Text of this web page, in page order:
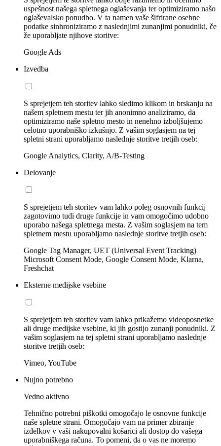
uspešnost našega spletnega oglaševanja ter optimiziramo našo
oglaševalsko ponudbo. V ta namen vaše šifrirane osebne
podatke sinhroniziramo z naslednjimi zunanjimi ponudniki, če
že uporabljate njihove storitve:
Google Ads
Izvedba
S sprejetjem teh storitev lahko sledimo klikom in brskanju na
našem spletnem mestu ter jih anonimno analiziramo, da
optimiziramo naše spletno mesto in nenehno izboljšujemo
celotno uporabniško izkušnjo. Z vašim soglasjem na tej
spletni strani uporabljamo naslednje storitve tretjih oseb:
Google Analytics, Clarity, A/B-Testing
Delovanje
S sprejetjem teh storitev vam lahko poleg osnovnih funkcij
zagotovimo tudi druge funkcije in vam omogočimo udobno
uporabo našega spletnega mesta. Z vašim soglasjem na tem
spletnem mestu uporabljamo naslednje storitve tretjih oseb:
Google Tag Manager, UET (Universal Event Tracking)
Microsoft Consent Mode, Google Consent Mode, Klarna,
Freshchat
Eksterne medijske vsebine
S sprejetjem teh storitev vam lahko prikažemo videoposnetke
ali druge medijske vsebine, ki jih gostijo zunanji ponudniki. Z
vašim soglasjem na tej spletni strani uporabljamo naslednje
storitve tretjih oseb:
Vimeo, YouTube
Nujno potrebno
Vedno aktivno
Tehnično potrebni piškotki omogočajo le osnovne funkcije
naše spletne strani. Omogočajo vam na primer zbiranje
izdelkov v vaši nakupovalni košarici ali dostop do vašega
uporabniškega računa. To pomeni, da o vas ne moremo